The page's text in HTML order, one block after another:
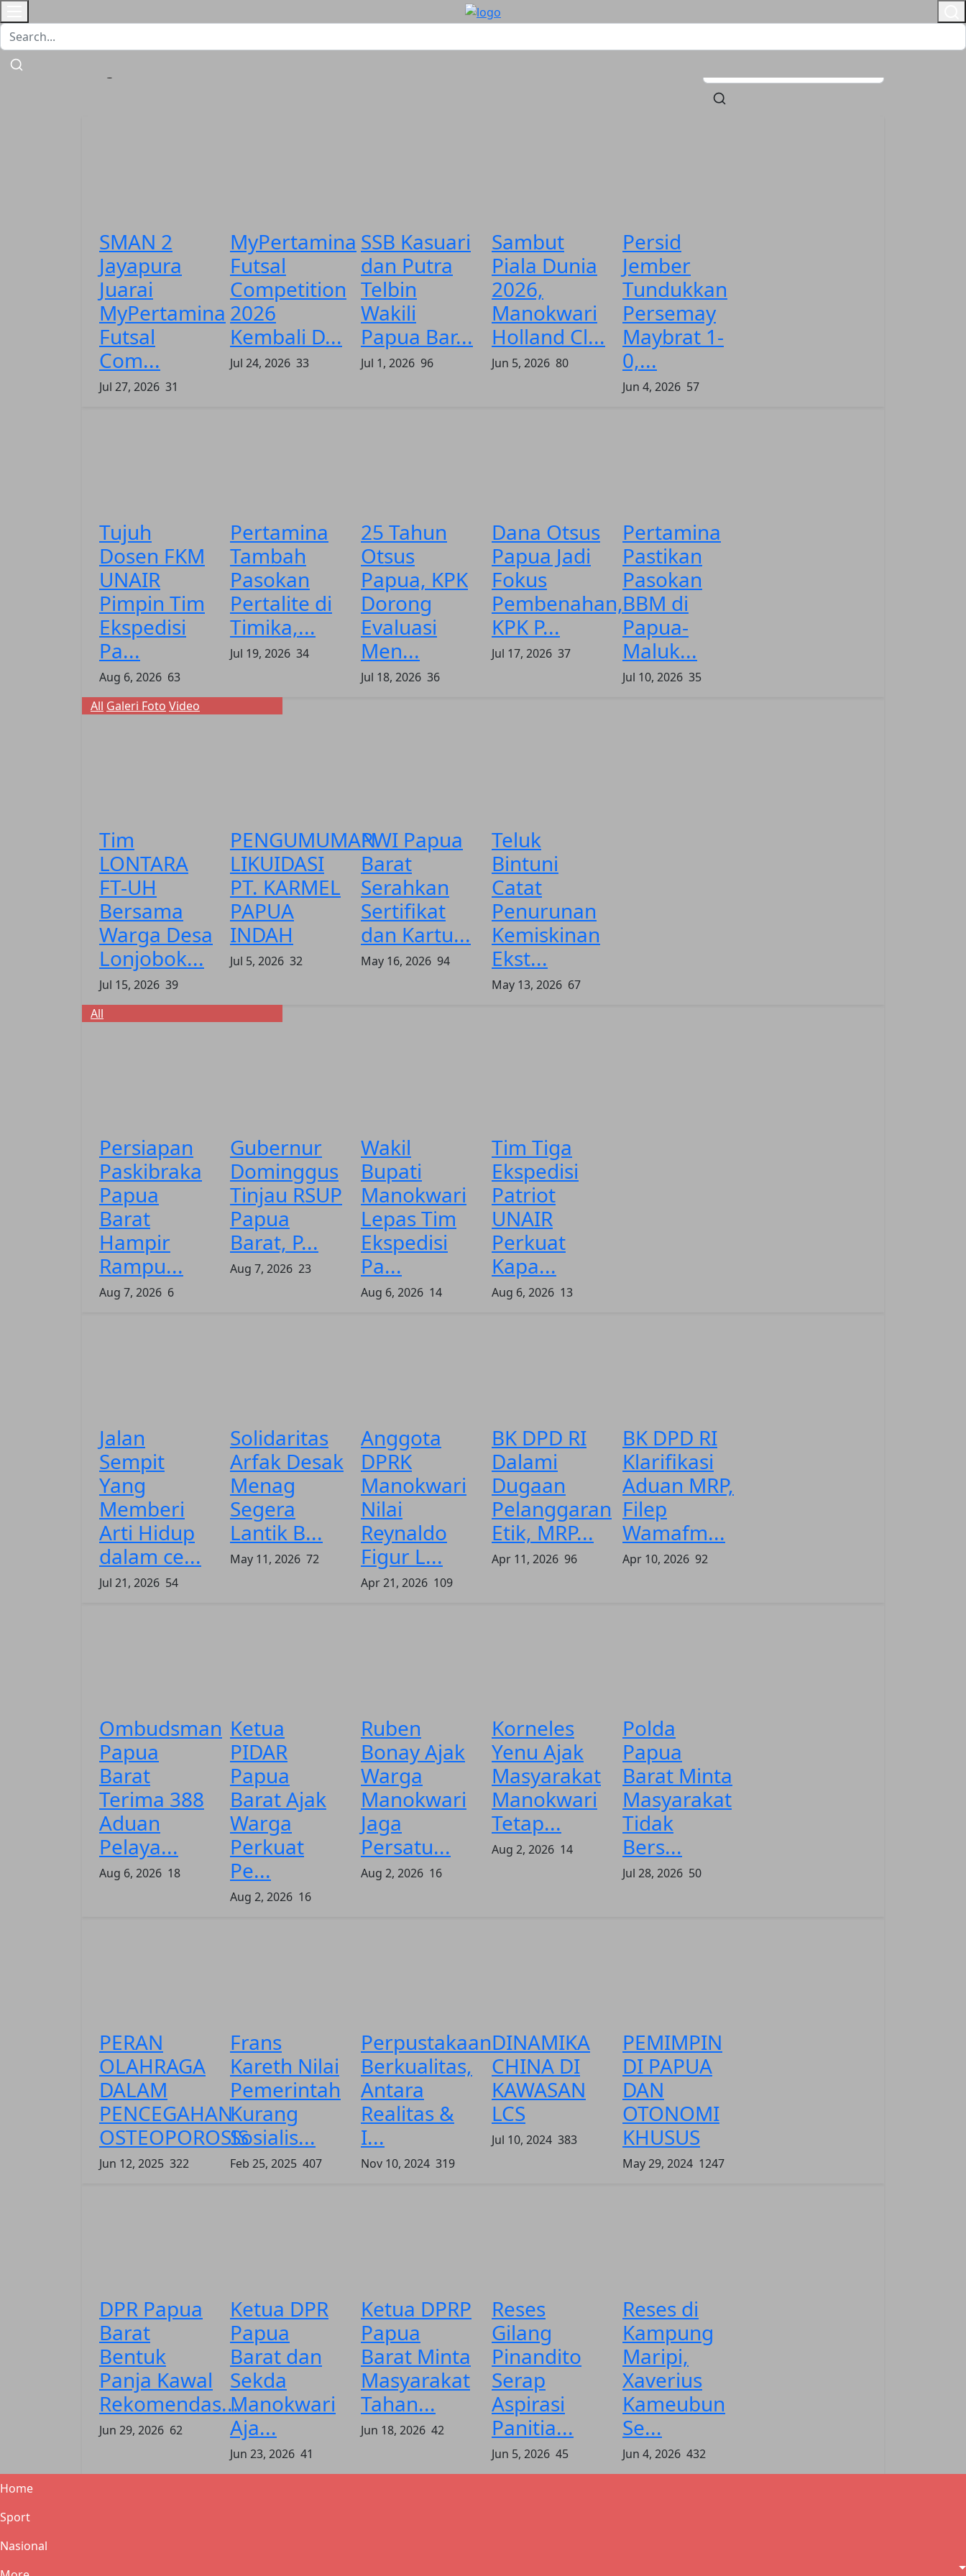
SMAN 2
Jayapura
Juarai
MyPertamina
Futsal
Com...
Jul 27, 2026 31
MyPertamina
Futsal
Competition
2026
Kembali D...
Jul 24, 2026 33
SSB Kasuari
dan Putra
Telbin
Wakili
Papua Bar...
Jul 1, 2026 96
Sambut
Piala Dunia
2026,
Manokwari
Holland Cl...
Jun 5, 2026 80
Persid
Jember
Tundukkan
Persemay
Maybrat 1-
0,...
Jun 4, 2026 57
Tujuh
Dosen FKM
UNAIR
Pimpin Tim
Ekspedisi
Pa...
Aug 6, 2026 63
Pertamina
Tambah
Pasokan
Pertalite di
Timika,...
Jul 19, 2026 34
25 Tahun
Otsus
Papua, KPK
Dorong
Evaluasi
Men...
Jul 18, 2026 36
Dana Otsus
Papua Jadi
Fokus
Pembenahan,
KPK P...
Jul 17, 2026 37
Pertamina
Pastikan
Pasokan
BBM di
Papua-
Maluk...
Jul 10, 2026 35
All Galeri Foto Video
Tim
LONTARA
FT-UH
Bersama
Warga Desa
Lonjobok...
Jul 15, 2026 39
PENGUMUMAN
LIKUIDASI
PT. KARMEL
PAPUA
INDAH
Jul 5, 2026 32
PWI Papua
Barat
Serahkan
Sertifikat
dan Kartu...
May 16, 2026 94
Teluk
Bintuni
Catat
Penurunan
Kemiskinan
Ekst...
May 13, 2026 67
All
Persiapan
Paskibraka
Papua
Barat
Hampir
Rampu...
Aug 7, 2026 6
Gubernur
Dominggus
Tinjau RSUP
Papua
Barat, P...
Aug 7, 2026 23
Wakil
Bupati
Manokwari
Lepas Tim
Ekspedisi
Pa...
Aug 6, 2026 14
Tim Tiga
Ekspedisi
Patriot
UNAIR
Perkuat
Kapa...
Aug 6, 2026 13
Jalan
Sempit
Yang
Memberi
Arti Hidup
dalam ce...
Jul 21, 2026 54
Solidaritas
Arfak Desak
Menag
Segera
Lantik B...
May 11, 2026 72
Anggota
DPRK
Manokwari
Nilai
Reynaldo
Figur L...
Apr 21, 2026 109
BK DPD RI
Dalami
Dugaan
Pelanggaran
Etik, MRP...
Apr 11, 2026 96
BK DPD RI
Klarifikasi
Aduan MRP,
Filep
Wamafm...
Apr 10, 2026 92
Ombudsman
Papua
Barat
Terima 388
Aduan
Pelaya...
Aug 6, 2026 18
Ketua
PIDAR
Papua
Barat Ajak
Warga
Perkuat
Pe...
Aug 2, 2026 16
Ruben
Bonay Ajak
Warga
Manokwari
Jaga
Persatu...
Aug 2, 2026 16
Korneles
Yenu Ajak
Masyarakat
Manokwari
Tetap...
Aug 2, 2026 14
Polda
Papua
Barat Minta
Masyarakat
Tidak
Bers...
Jul 28, 2026 50
PERAN
OLAHRAGA
DALAM
PENCEGAHAN
OSTEOPOROSIS
Jun 12, 2025 322
Frans
Kareth Nilai
Pemerintah
Kurang
Sosialis...
Feb 25, 2025 407
Perpustakaan
Berkualitas,
Antara
Realitas &
I...
Nov 10, 2024 319
DINAMIKA
CHINA DI
KAWASAN
LCS
Jul 10, 2024 383
PEMIMPIN
DI PAPUA
DAN
OTONOMI
KHUSUS
May 29, 2024 1247
DPR Papua
Barat
Bentuk
Panja Kawal
Rekomendas...
Jun 29, 2026 62
Ketua DPR
Papua
Barat dan
Sekda
Manokwari
Aja...
Jun 23, 2026 41
Ketua DPRP
Papua
Barat Minta
Masyarakat
Tahan...
Jun 18, 2026 42
Reses
Gilang
Pinandito
Serap
Aspirasi
Panitia...
Jun 5, 2026 45
Reses di
Kampung
Maripi,
Xaverius
Kameubun
Se...
Jun 4, 2026 432
Home
Sport
Nasional